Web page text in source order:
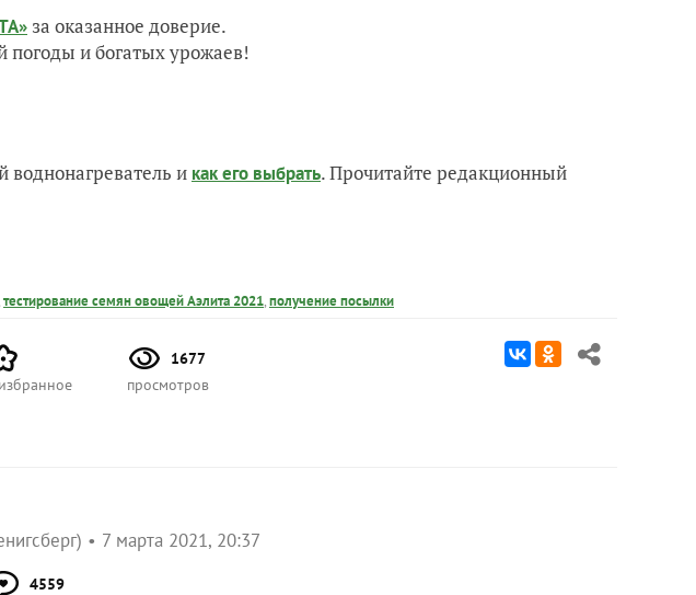
за оказанное доверие.
погоды и богатых урожаев!
и как его выбрать. Прочитайте редакционный
тестирование семян овощей Аэлита 2021,получение посылки
1677
просмотров
7 марта 2021, 20:37
4559